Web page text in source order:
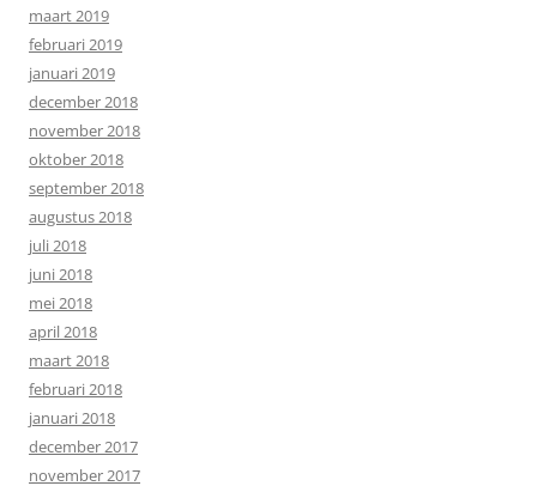
maart 2019
februari 2019
januari 2019
december 2018
november 2018
oktober 2018
september 2018
augustus 2018
juli 2018
juni 2018
mei 2018
april 2018
maart 2018
februari 2018
januari 2018
december 2017
november 2017